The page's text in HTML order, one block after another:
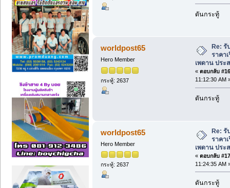
ดันกระทู้
worldpost65
Hero Member
กระทู้: 2637
Re:
ราคา
เพดาน ประ
« ตอบกลับ
11:12:30 AM
ดันกระทู้
worldpost65
Hero Member
กระทู้: 2637
Re: รั
ราคา
เพดาน ประ
« ตอบกลับ
11:24:35 AM
ดันกระทู้